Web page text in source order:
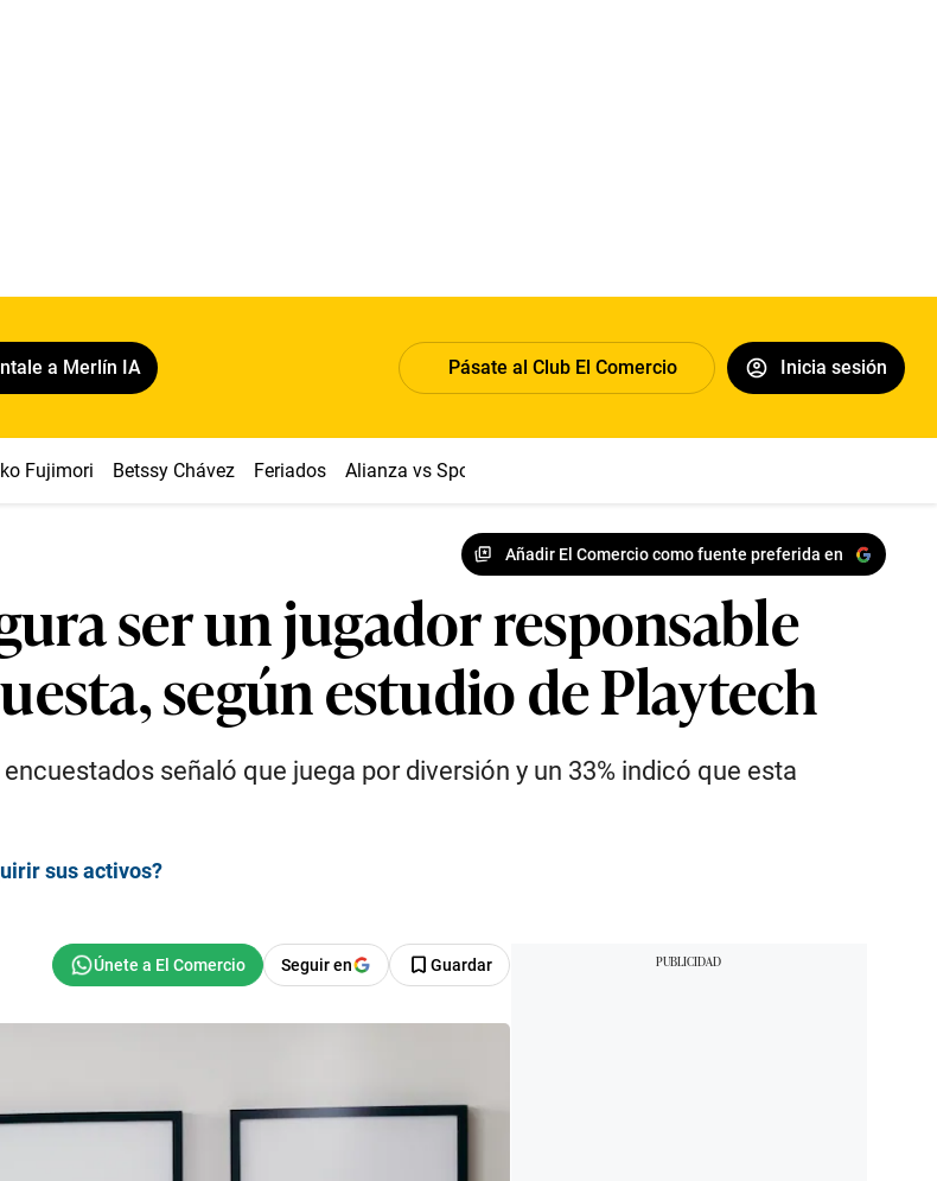
a Merlín IA Pásate al Club El Comercio Inicia sesión
Fujimori Betssy Chávez Feriados Alianza vs Sport Boys
Añadir El Comercio como fuente preferida en
ser un jugador responsable
según estudio de Playtech
señaló que juega por diversión y un 33% indicó que esta
sus activos?
Seguir en Guardar